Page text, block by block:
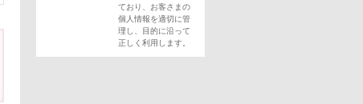
ており、お客さまの
個人情報を適切に管
理し、目的に沿って
正しく利用します。